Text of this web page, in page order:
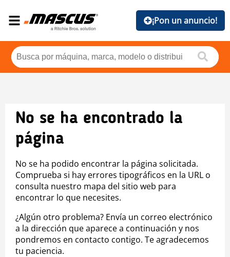
¡Pon un anuncio!
No se ha encontrado la
página
No se ha podido encontrar la página solicitada.
Comprueba si hay errores tipográficos en la URL o
consulta nuestro mapa del sitio web para
encontrar lo que necesites.
¿Algún otro problema? Envía un correo electrónico
a la dirección que aparece a continuación y nos
pondremos en contacto contigo. Te agradecemos
tu paciencia.